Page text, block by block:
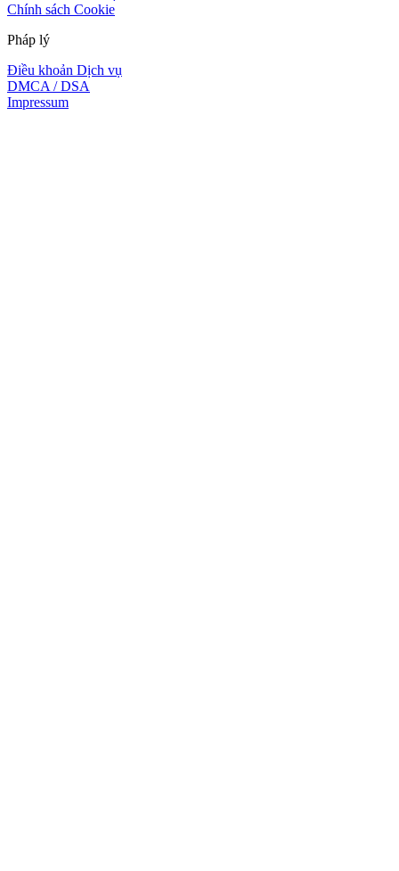
Chính sách Cookie
Pháp lý
Điều khoản Dịch vụ
DMCA / DSA
Impressum